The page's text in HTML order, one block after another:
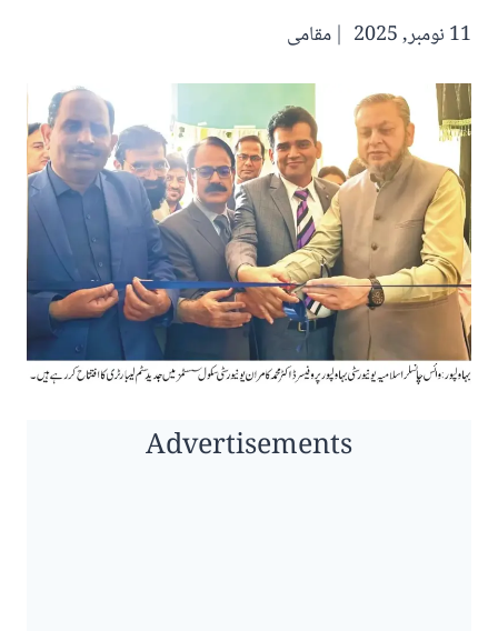
11 نومبر, 2025 مقامی
Advertisements